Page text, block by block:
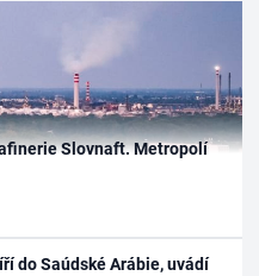
Slovnaft. Metropolí
do Saúdské Arábie, uvádí